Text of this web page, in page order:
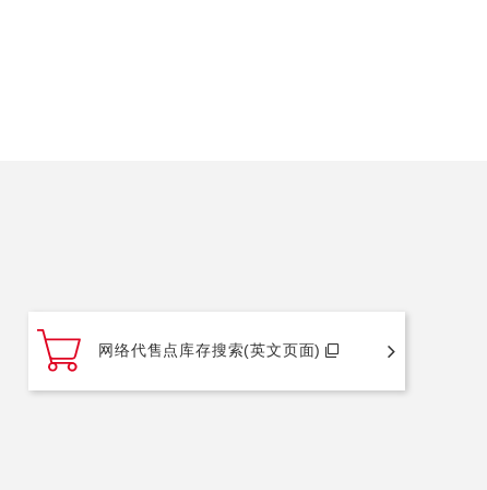
网络代售点库存搜索(英文页面)